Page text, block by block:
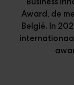
Award, de
België. In